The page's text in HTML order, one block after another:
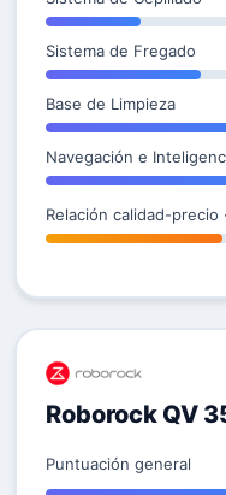
Sistema de Fregado
Base de Limpieza
Navegación e
Relación calidad-precio
Roborock QV
Puntuación general